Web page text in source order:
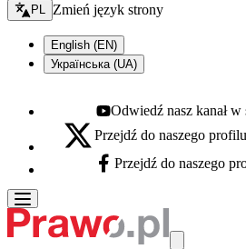
Zmień język - bieżący:
PL Zmień język strony
English (EN)
Українська (UA)
Youtube - otwiera się w nowej
Odwiedź nasz kanał
X - otwiera się w nowej karcie
Przejdź do naszego
Facebook - otwiera się w nowej
Przejdź do naszego